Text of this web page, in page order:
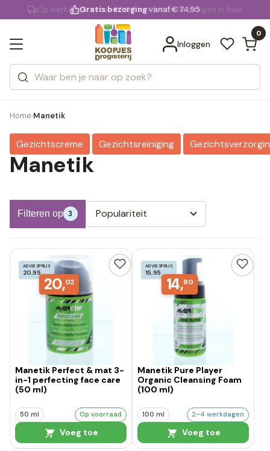
KD.
extra voor 20:00 uur besteld
Gratis bezorgingvanaf € 74,95
Inloggen
0
Zoeken
Categorieën
Merken
Bekijk alle resultaten
Home›Manetik
Gezichtscreme Gezichtsreiniging
Manetik
Filteren op 3 Populariteit
ADVIESPRIJS
20,95
20,02
Manetik Perfect & mat 3-
in-1 perfecting face care
(50 ml)
50 ml Op voorraad
Voeg toe
ADVIESPRIJS
15,95
14,80
Manetik Pure Player
Organic Cleansing Foam
(100 ml)
100 ml 2-4 werkdagen
Voeg toe